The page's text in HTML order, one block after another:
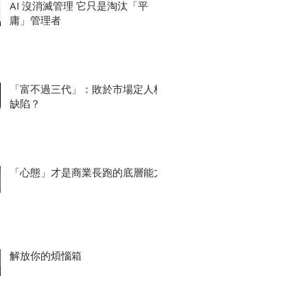
AI 沒消滅管理 它只是淘汰「平
庸」管理者
「富不過三代」：敗於市場定人格
缺陷？
「心態」才是商業長跑的底層能力
解放你的煩惱箱